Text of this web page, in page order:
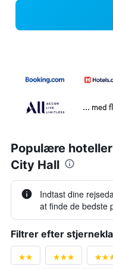
... med
Populære
City Hall
Indtast dine
at finde de bedste
Filtrer efter